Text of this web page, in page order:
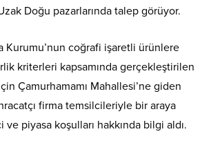
Doğu pazarlarında talep görüyor.
Kurumu’nun coğrafi işaretli ürünlere
kriterleri kapsamında gerçekleştirilen
Çamurhamamı Mahallesi’ne giden
firma temsilcileriyle bir araya
piyasa koşulları hakkında bilgi aldı.